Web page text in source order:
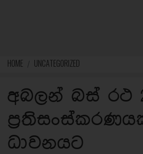
HOME UNCATEGORIZED
අබලන් බස් රථ
ධාවනයට